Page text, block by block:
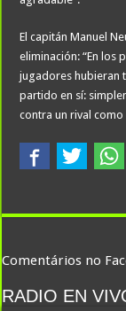
El capitán Manuel
eliminación: “En los
jugadores hubieran
partido en sí:
contra un rival como
Comentários no
RADIO EN